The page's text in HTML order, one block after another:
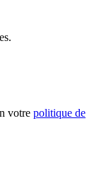
votre politique de